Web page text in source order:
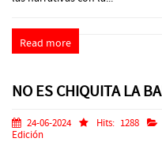
Read more
NO ES CHIQUITA LA
24-06-2024 Hits: 1288
Edición